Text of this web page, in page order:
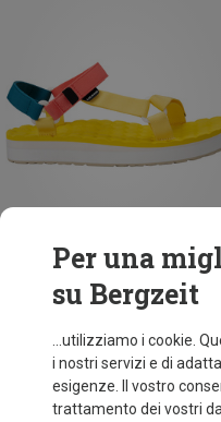
Risparmi 14%
Per una
su Bergzeit
...utilizziamo i cookie.
i nostri servizi e di
esigenze. Il vostro
trattamento dei vostri